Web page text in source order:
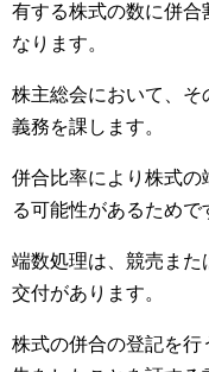
有する株式の数に併合
なります。
株主総会において、そ
義務を課します。
併合比率により株式
る可能性があるためで
端数処理は、競売ま
交付があります。
株式の併合の登記を